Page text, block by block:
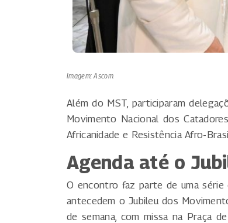
Imagem: Ascom
Além do MST, participaram
Movimento Nacional dos
Africanidade e Resistência Afro-
Agenda até o
O encontro faz parte de uma
antecedem o Jubileu dos
de semana, com missa na Praça